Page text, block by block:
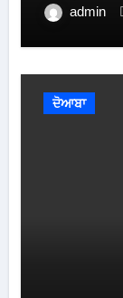
admin
ਦੋਆਬਾ